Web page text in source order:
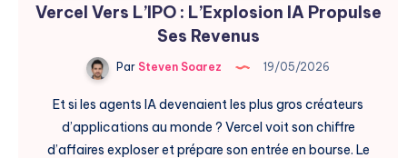
Vercel Vers L’IPO : L’Explosion IA Propulse
Ses Revenus
Par Steven Soarez 19/05/2026
Et si les agents IA devenaient les plus gros créateurs
d’applications au monde ? Vercel voit son chiffre
d’affaires exploser et prépare son entrée en bourse. Le